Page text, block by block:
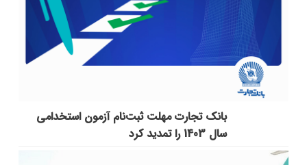
بانک تجارت مهلت ثبت‌نام آزمون استخدامی
سال 1403 را تمدید کرد